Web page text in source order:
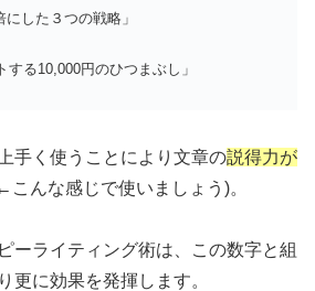
にした３つの戦略」
する10,000円のひつまぶし」
手く使うことにより文章の説得力が
んな感じで使いましょう)。
ーライティング術は、この数字と組
更に効果を発揮します。